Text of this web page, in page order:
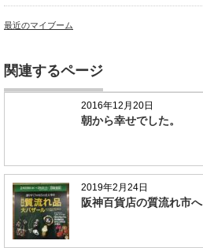
最近のマイブーム
関連するページ
2016年12月20日
朝から幸せでした。
2019年2月24日
阪神百貨店の質流れ市へ